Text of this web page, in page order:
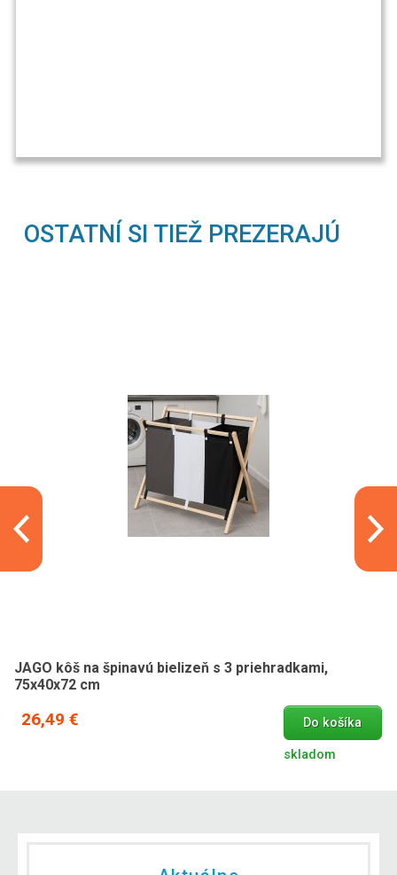
OSTATNÍ SI TIEŽ PREZERAJÚ
JAGO kôš na špinavú bielizeň s 3 priehradkami,
75x40x72 cm
26,49 € Do košíka
skladom